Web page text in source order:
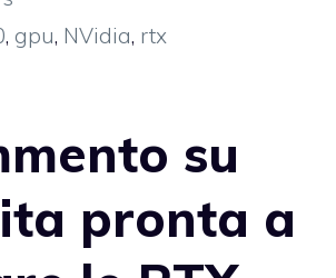
, gpu, NVidia, rtx
su
pronta a